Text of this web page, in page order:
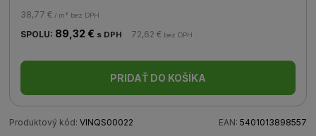
38,77 € / m² bez DPH
SPOLU: 89,32 € s DPH 72,62 € bez DPH
PRIDAŤ DO KOŠÍKA
Produktový kód: VINQS00022 EAN: 5401013898557